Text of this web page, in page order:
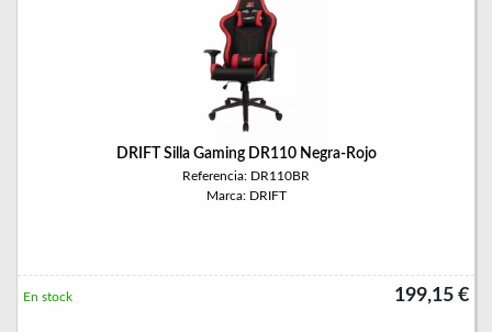
DRIFT Silla Gaming DR110 Negra-Rojo
Referencia: DR110BR
Marca: DRIFT
199,15 €
En stock